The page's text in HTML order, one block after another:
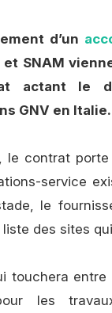
d’un
et SNAM
actant le
GNV en Italie.
le contrat porte
service
le
liste des sites
touchera
les